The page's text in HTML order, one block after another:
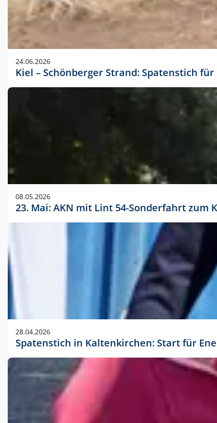
24.06.2026
Kiel – Schönberger Strand: Spatenstich
08.05.2026
23. Mai: AKN mit Lint 54-Sonderfahrt
28.04.2026
Spatenstich in Kaltenkirchen: Start für